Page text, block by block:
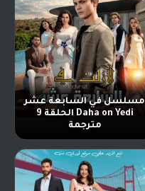
مسلسل في السابعة عشر
Daha on Yedi الحلقة 9
مترجمة